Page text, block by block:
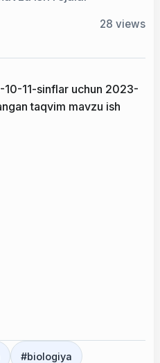
28 views
11-sinflar uchun 2023-
taqvim mavzu ish
#biologiya